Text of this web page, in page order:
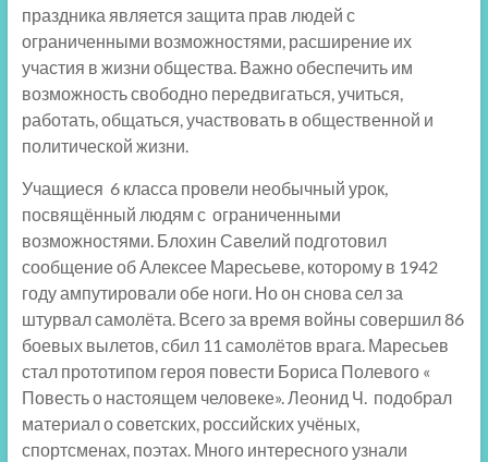
праздника является защита прав людей с
ограниченными возможностями, расширение их
участия в жизни общества. Важно обеспечить им
возможность свободно передвигаться, учиться,
работать, общаться, участвовать в общественной и
политической жизни.
Учащиеся 6 класса провели необычный урок,
посвящённый людям с ограниченными
возможностями. Блохин Савелий подготовил
сообщение об Алексее Маресьеве, которому в 1942
году ампутировали обе ноги. Но он снова сел за
штурвал самолёта. Всего за время войны совершил 86
боевых вылетов, сбил 11 самолётов врага. Маресьев
стал прототипом героя повести Бориса Полевого «
Повесть о настоящем человеке». Леонид Ч. подобрал
материал о советских, российских учёных,
спортсменах, поэтах. Много интересного узнали